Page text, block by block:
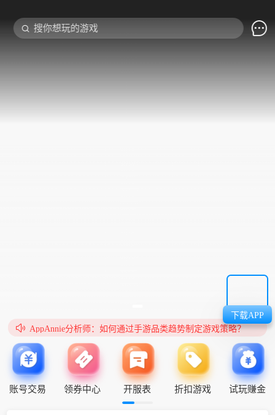
 搜你想玩的游戏
 AppAnnie分析师：如何通过手游品类趋势制定游戏策略？
账号交易 领券中心 开服表 折扣游戏 试玩赚金
下载APP